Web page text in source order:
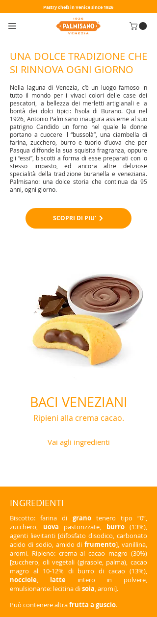
Pastry chefs in Venice since 1926
UNA DOLCE TRADIZIONE CHE
SI RINNOVA OGNI GIORNO
Nella laguna di Venezia, c’è un luogo famoso in
tutto il mondo per i vivaci colori delle case dei
pescatori, la bellezza dei merletti artigianali e la
bontà dei dolci tipici: l’isola di Burano. Qui nel
1926, Antonio Palmisano inaugura assieme al suo
patrigno Candido un forno nel quale le donne
portano a cuocere il “bussolà”, una ciambella di
farina, zucchero, burro e tuorlo d’uova che per
Pasqua diffonde la sua squisita fragranza, oppure
gli “essi”, biscotti a forma di esse preparati con lo
stesso impasto, ed ancora altre deliziose
specialità della tradizione buranella e veneziana.
Palmisano: una dolce storia che continua da 95
anni, ogni giorno.
SCOPRI DI PIU'
BACI VENEZIANI
Ripieni alla crema cacao.
Vai agli ingredienti
INGREDIENTI
Biscotto: farina di granotenero tipo “0”,
zucchero, uova pastorizzate, burro (13%),
agenti lievitanti [difosfato disodico, carbonato
acido di sodio, amido difrumento], vanillina,
aromi. Ripieno: crema al cacao magro (30%)
[zucchero, oli vegetali (girasole, palma), cacao
magro al 10-12% di burro di cacao (13%),
nocciole, latte intero in polvere,
emulsionante: lecitina disoia, aromi].
Può contenere altrafrutta a guscio.